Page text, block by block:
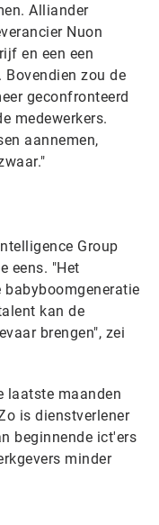
Alliander
Nuon
en een een
Bovendien zou de
geconfronteerd
medewerkers.
aannemen,
Group
eens. "Het
babyboomgeneratie
kan de
brengen", zei
laatste maanden
is dienstverlener
beginnende ict'ers
minder